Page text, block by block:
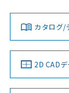
ダウンロードデ
みください。
ソフトウェアの使
対応済み
中国 RoHS 注
カタログ/
2D CADデ